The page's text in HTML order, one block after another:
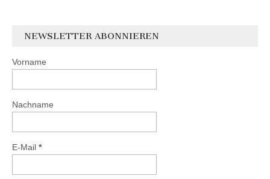
NEWSLETTER ABONNIEREN
Vorname
Nachname
E-Mail *